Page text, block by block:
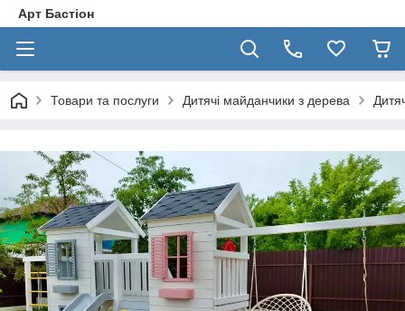
Арт Бастіон
Товари та послуги Дитячі майданчики з дерева